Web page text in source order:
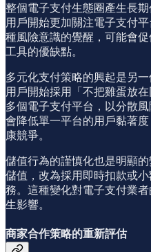
整個電子支付生態圈產生長
用戶開始更加關注電子支付
種風險意識的覺醒，可能會
工具的優缺點。
多元化支付策略的興起是另
用戶開始採用「不把雞蛋放
多個電子支付平台，以分散
會降低單一平台的用戶黏著
康競爭。
儲值行為的謹慎化也是明顯
儲值，改為採用即時扣款或
務。這種變化對電子支付業
生影響。
商家合作策略的重新評估